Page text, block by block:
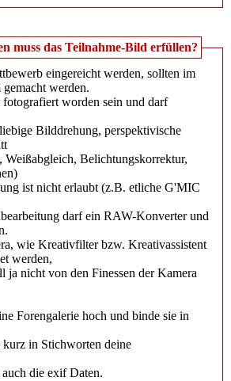
muss das Teilnahme-Bild erfüllen?
eingereicht werden, sollten im
werden.
fotografiert worden sein und darf
Bilddrehung​, perspektivische
Weißabgleich​, Belichtungskorrektur​,
ist nicht erlaubt (z.B. etliche G'MIC
darf ein RAW-Konverter und
wie Kreativfilter bzw. Kreativassistent
werden,
ja nicht von den Finessen der Kamera
Forengalerie hoch und binde sie in
kurz in Stichworten deine
die exif Daten.